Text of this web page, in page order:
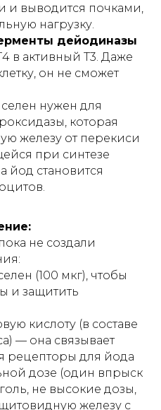
и выводится почками,
нагрузку.
дейодиназы
в активный Т3. Даже
он не сможет
нужен для
которая
железу от перекиси
при синтезе
йод становится
не создали
(100 мкг), чтобы
и защитить
кислоту (в составе
— она связывает
рецепторы для йода
дозе (один впрыск
не высокие дозы,
железу с